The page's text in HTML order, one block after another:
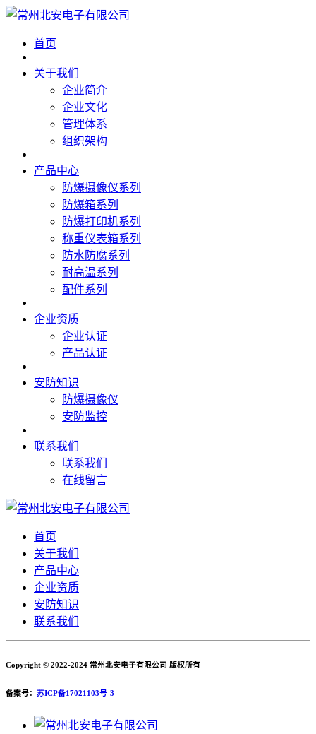
首页
|
关于我们
企业简介
企业文化
管理体系
组织架构
|
产品中心
防爆摄像仪系列
防爆箱系列
防爆打印机系列
称重仪表箱系列
防水防腐系列
耐高温系列
配件系列
|
企业资质
企业认证
产品认证
|
安防知识
防爆摄像仪
安防监控
|
联系我们
联系我们
在线留言
首页
关于我们
产品中心
企业资质
安防知识
联系我们
Copyright © 2022-2024 常州北安电子有限公司 版权所有
备案号： 苏ICP备17021103号-3